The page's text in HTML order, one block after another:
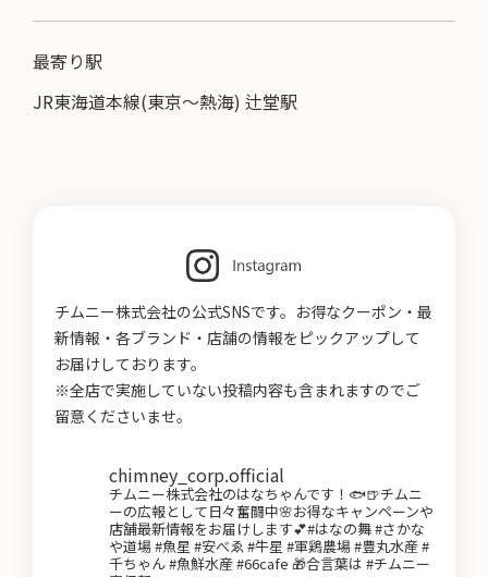
最寄り駅
JR東海道本線(東京～熱海) 辻堂駅
チムニー株式会社の公式SNSです。お得なクーポン・最
新情報・各ブランド・店舗の情報をピックアップして
お届けしております。
※全店で実施していない投稿内容も含まれますのでご
留意くださいませ。
chimney_corp.official
チムニー株式会社のはなちゃんです！🐟🍺チムニ
ーの広報として日々奮闘中🌸お得なキャンペーンや
店舗最新情報をお届けします💕#はなの舞 #さかな
や道場 #魚星 #安べゑ #牛星 #軍鶏農場 #豊丸水産 #
千ちゃん #魚鮮水産 #66cafe 🎁合言葉は #チムニー